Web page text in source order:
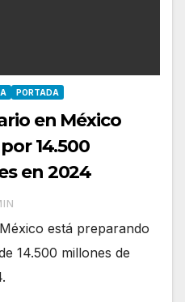
PORTADA
en México
14.500
en 2024
está preparando
14.500 millones de